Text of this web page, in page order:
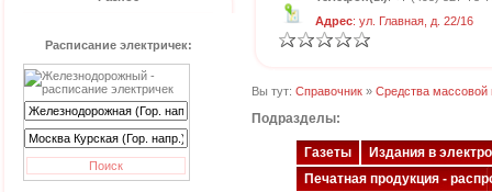
Расписание электричек:
Адрес: ул. Главная, д. 22/16
Вы тут: Справочник » Средства
Подразделы:
Газеты
Издания в
Печатная продукция -